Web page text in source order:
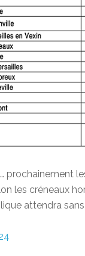
prochainement
les créneaux
attendra